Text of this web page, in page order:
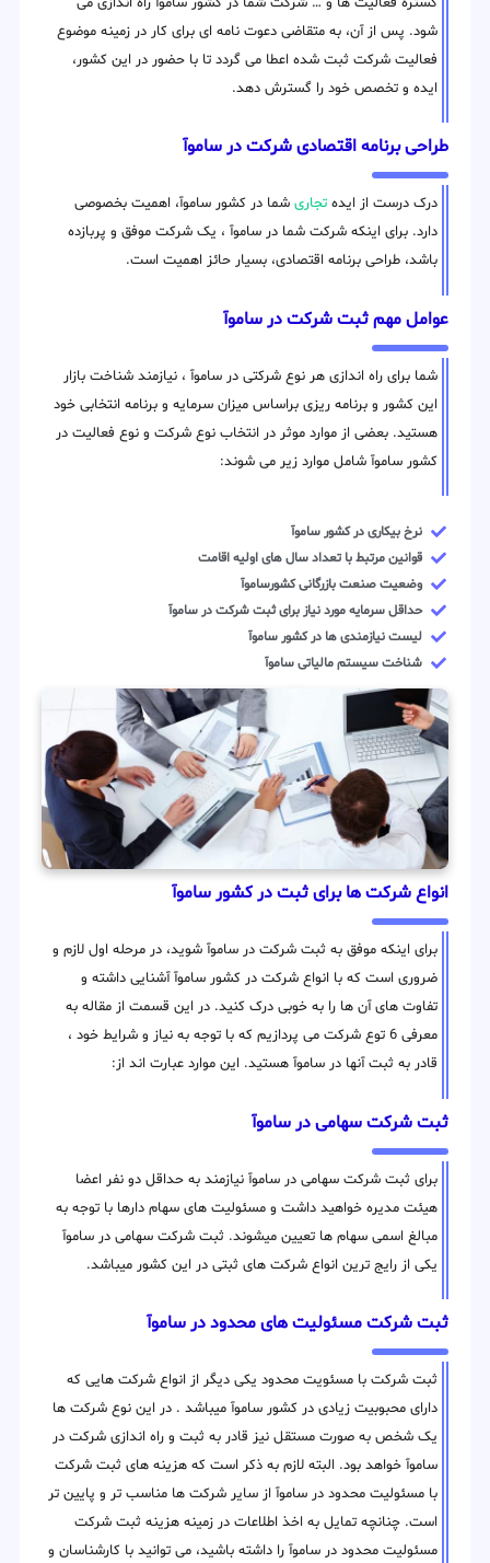
شود. پس از آن، به متقاضی دعوت نامه ای برای کار در زمینه موضوع
فعالیت شرکت ثبت شده اعطا می گردد تا با حضور در این کشور،
ایده و تخصص خود را گسترش دهد.
طراحی برنامه اقتصادی شرکت در ساموآ
درک درست از ایده تجاری شما در کشور ساموآ، اهمیت بخصوصی
دارد. برای اینکه شرکت شما در ساموآ ، یک شرکت موفق و پربازده
باشد، طراحی برنامه اقتصادی، بسیار حائز اهمیت است.
عوامل مهم ثبت شرکت در ساموآ
شما برای راه اندازی هر نوع شرکتی در ساموآ ، نیازمند شناخت بازار
این کشور و برنامه ریزی براساس میزان سرمایه و برنامه انتخابی خود
هستید. بعضی از موارد موثر در انتخاب نوع شرکت و نوع فعالیت در
کشور ساموآ شامل موارد زیر می شوند:
نرخ بیکاری در کشور ساموآ
قوانین مرتبط با تعداد سال های اولیه اقامت
وضعیت صنعت بازرگانی کشورساموآ
حداقل سرمایه مورد نیاز برای ثبت شرکت در ساموآ
لیست نیازمندی ها در کشور ساموآ
شناخت سیستم مالیاتی ساموآ
انواع شرکت ها برای ثبت در کشور ساموآ
برای اینکه موفق به ثبت شرکت در ساموآ شوید، در مرحله اول لازم و
ضروری است که با انواع شرکت در کشور ساموآ آشنایی داشته و
تفاوت های آن ها را به خوبی درک کنید. در این قسمت از مقاله به
معرفی 6 توع شرکت می پردازیم که با توجه به نیاز و شرایط خود ،
قادر به ثبت آنها در ساموآ هستید. این موارد عبارت اند از:
ثبت شرکت سهامی در ساموآ
برای ثبت شرکت سهامی در ساموآ نیازمند به حداقل دو نفر اعضا
هیئت مدیره خواهید داشت و مسئولیت های سهام دارها با توجه به
مبالغ اسمی سهام ها تعیین میشوند. ثبت شرکت سهامی در ساموآ
یکی از رایج ترین انواع شرکت های ثبتی در این کشور میباشد.
ثبت شرکت مسئولیت های محدود در ساموآ
ثبت شرکت با مسئویت محدود یکی دیگر از انواع شرکت هایی که
دارای محبوبیت زیادی در کشور ساموآ میباشد . در این نوع شرکت ها
یک شخص به صورت مستقل نیز قادر به ثبت و راه اندازی شرکت در
ساموآ خواهد بود. البته لازم به ذکر است که هزینه های ثبت شرکت
با مسئولیت محدود در ساموآ از سایر شرکت ها مناسب تر و پایین تر
است. چنانچه تمایل به اخذ اطلاعات در زمینه هزینه ثبت شرکت
مسئولیت محدود در ساموآ را داشته باشید، می توانید با کارشناسان و